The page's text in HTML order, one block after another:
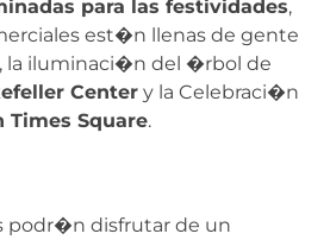
para las festividades,
est�n llenas de gente
la iluminaci�n del �rbol de
Center y la Celebraci�n
Times Square.
podr�n disfrutar de un